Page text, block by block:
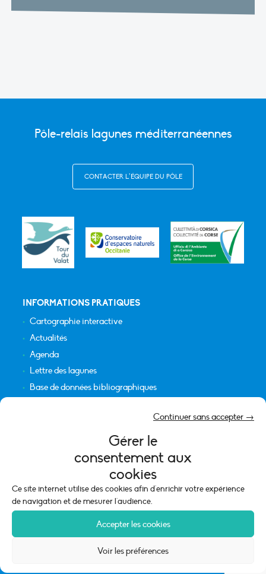
Gérer le
consentement aux
cookies
Ce site internet utilise des cookies afin d'enrichir votre expérience
de navigation et de mesurer l'audience.
Accepter les cookies
Continuer sans accepter →
Voir les préférences
Pôle-relais lagunes méditerranéennes
CONTACTER L’ÉQUIPE DU PÔLE
INFORMATIONS PRATIQUES
Cartographie interactive
Actualités
Agenda
Lettre des lagunes
Base de données bibliographiques
Mentions légales
Politique de cookies (UE)